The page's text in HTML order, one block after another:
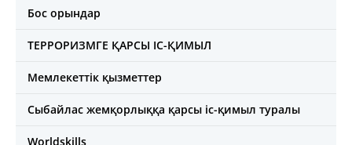
Бос орындар
ТЕРРОРИЗМГЕ ҚАРСЫ ІС-ҚИМЫЛ
Мемлекеттік қызметтер
Сыбайлас жемқорлыққа қарсы іс-қимыл туралы
Worldskills